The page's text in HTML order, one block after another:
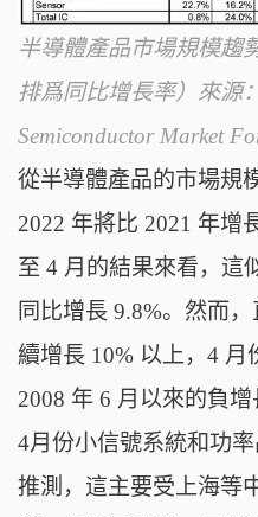
半導體產品市場規模趨
排爲同比增長率）來源
Semiconductor Market
從半導體產品的市場規
2022 年將比 2021 年增
至 4 月的結果來看，這
同比增長 9.8%。然而
續增長 10% 以上，4 月
2008 年 6 月以來的負增
4月份小信號系統和功
推測，這主要受上海等